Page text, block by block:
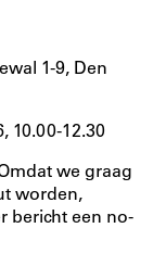
1-9, Den
10.00-12.30
we graag
worden,
bericht een no-